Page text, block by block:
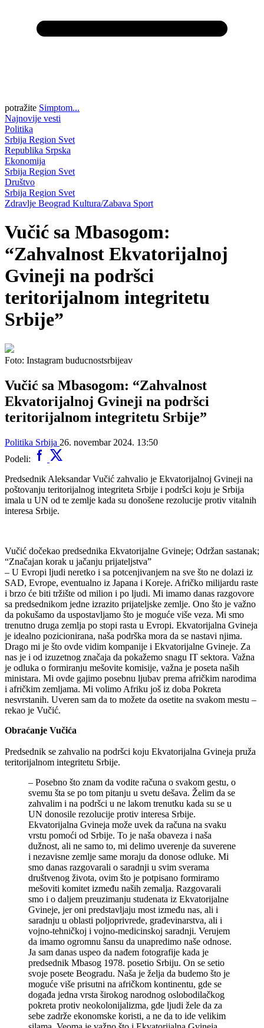
potražite Simptom...
Najnovije vesti
Politika
Srbija Region Svet
Republika Srpska
Ekonomija
Srbija Region Svet
Društvo
Srbija Region Svet
Zdravlje Beograd Kultura/Zabava Sport
Vučić sa Mbasogom:
“Zahvalnost Ekvatorijalnoj
Gvineji na podršci
teritorijalnom integritetu
Srbije”
Foto: Instagram buducnostsrbijeav
Vučić sa Mbasogom: “Zahvalnost
Ekvatorijalnoj Gvineji na podršci
teritorijalnom integritetu Srbije”
Politika Srbija 26. novembar 2024. 13:50
Podeli:
Predsednik Aleksandar Vučić zahvalio je Ekvatorijalnoj Gvineji na
poštovanju teritorijalnog integriteta Srbije i podršci koju je Srbija
imala u UN od te zemlje kada su donošene rezolucije protiv vitalnih
interesa Srbije.
Vučić dočekao predsednika Ekvatorijalne Gvineje; Održan sastanak;
“Značajan korak u jačanju prijateljstva”
– U Evropi ljudi neretko i sa potcenjivanjem na sve što ne dolazi iz
SAD, Evrope, eventualno iz Japana i Koreje. Afričko milijardu raste
i brzo će biti tržište od milion i po ljudi. Mi imamo danas razgovore
sa predsednikom jedne izrazito prijateljske zemlje. Ono što je važno
da pokušamo da uspostavljamo što je moguće više veza. Mi smo
trenutno druga zemlja po stopi rasta u Evropi. Ekvatorijalna Gvineja
je idealno pozicionirana, naša podrška mora da se nastavi njima.
Drago mi je što ovde vidim kompanije i Ekvatorijalne Gvineje. Za
nas je i od izuzetnog značaja da pokažemo snagu IT sektora. Važna
je odluka o formiranju mešovite komisije, važna je poseta naših
ministara. Mi ovde gajimo posebnu ljubav prema afričkim narodima
i afričkim zemljama. Mi volimo Afriku još iz doba Pokreta
nesvrstanih. Uveren sam da to možete da osetite na svakom mestu –
rekao je Vučić.
Obraćanje Vučića
Predsednik se zahvalio na podršci koju Ekvatorijalna Gvineja pruža
teritorijalnom integritetu Srbije.
– Posebno što znam da vodite računa o svakom gestu, o
svemu šta se po tom pitanju u svetu dešava. Želim da se
zahvalim i na podršci u ne lakom trenutku kada su se u
UN donosile rezolucije protiv interesa Srbije.
Ekvatorijalna Gvineja može uvek da računa na svaku
vrstu pomoći od Srbije. To je naša obaveza i naša
dužnost, ali ne samo to, mi delimo uverenje da suverene
i nezavisne zemlje same moraju da donose odluke. Mi
smo danas razgovarali o saradnji u svim sverama
društvenog života, ovim što je potpisano formiramo
mešoviti komitet između naših zemalja. Razgovarali
smo i o daljem preuzimanju studenata iz Ekvatorijalne
Gvineje, jer oni predstavljaju most između nas, ali i
saradnju u oblasti poljoprivrede, građevinarstva, ali i
vojno-tehničkoj i vojno-medicinskoj saradnji. Verujem
da imamo ogromnu šansu da unapredimo naše odnose.
Ja sam danas uspeo da nađem fotografije kada je
predsednik Mbasog 1978. posetio Srbiju. On se setio
svoje posete Beogradu. Naša je želja da budemo što je
moguće više prisutni na afričkom kontinentu, gde se
događa jedna vrsta širokog narodnog oslobodilačkog
pokreta protiv neokolonijalizma, gde ljudi žele da za
sebe zadrže ekonomske koristi, a ne da to ide velikim